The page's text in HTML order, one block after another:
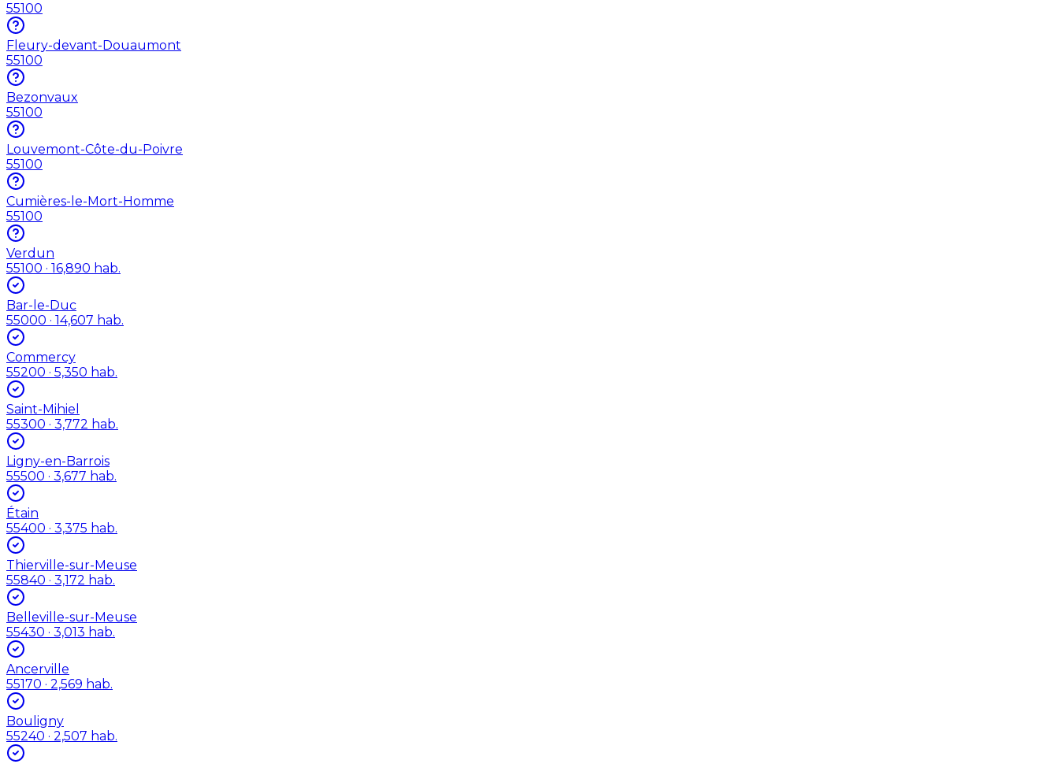
55100
Fleury-devant-Douaumont
55100
Bezonvaux
55100
Louvemont-Côte-du-Poivre
55100
Cumières-le-Mort-Homme
55100
Verdun
55100 · 16,890 hab.
Bar-le-Duc
55000 · 14,607 hab.
Commercy
55200 · 5,350 hab.
Saint-Mihiel
55300 · 3,772 hab.
Ligny-en-Barrois
55500 · 3,677 hab.
Étain
55400 · 3,375 hab.
Thierville-sur-Meuse
55840 · 3,172 hab.
Belleville-sur-Meuse
55430 · 3,013 hab.
Ancerville
55170 · 2,569 hab.
Bouligny
55240 · 2,507 hab.